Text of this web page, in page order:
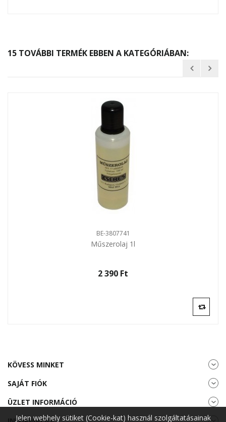
15 TOVÁBBI TERMÉK EBBEN A KATEGÓRIÁBAN:
BE-3807741
Műszerolaj 1l
2 390 Ft‎
KÖVESS MINKET
SAJÁT FIÓK
ÜZLET INFORMÁCIÓ
Jelen webhely sütiket (Cookie-kat) használ szolgáltatásainak